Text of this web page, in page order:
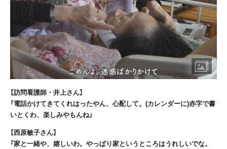
【訪問看護師・井上さん】
「電話かけてきてくれはったやん、心配して。(カレンダーに)赤字で書
いとくわ、楽しみやもんね」
【西原敏子さん】
「家と一緒や、嬉しいわ。やっぱり家というところはうれしいでな。